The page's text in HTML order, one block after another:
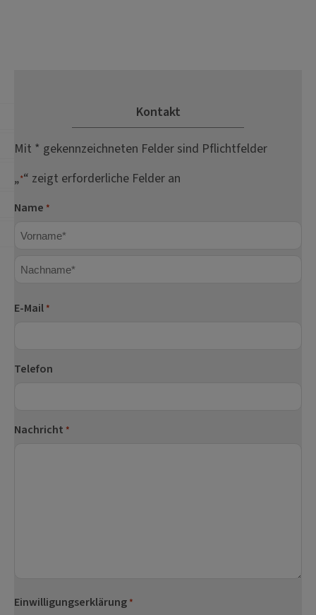
Kontakt
Mit * gekennzeichneten Felder sind Pflichtfelder
„*“ zeigt erforderliche Felder an
Name *
E-Mail *
Telefon
Nachricht *
Einwilligungserklärung *